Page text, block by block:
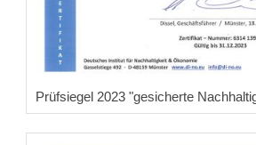
Prüfsiegel 2023 "gesicherte